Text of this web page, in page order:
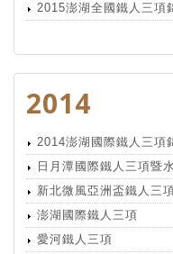
2015澎湖全國鐵人三項
2014
2014澎湖國際鐵人三項
日月潭國際鐵人三項暨
新北微風亞洲盃鐵人三
澎湖國際鐵人三項
愛河鐵人三項